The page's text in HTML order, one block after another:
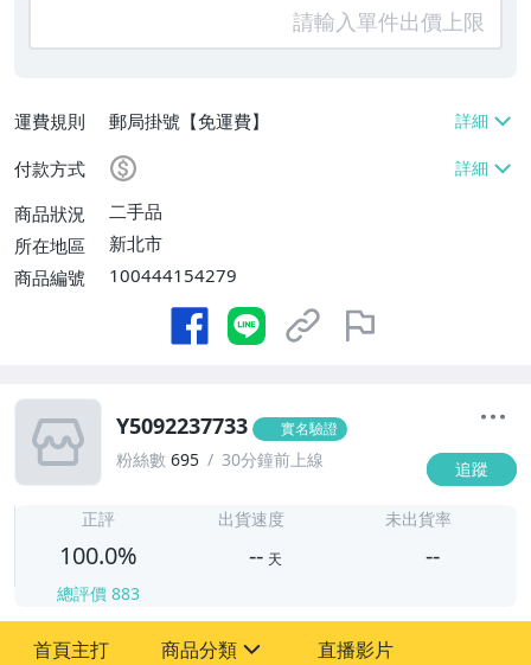
運費規則
郵局掛號【免運費】
付款方式
商品狀況
二手品
所在地區
新北市
商品編號
100444154279
Y5092237733 實名驗證
粉絲數 695 30分鐘前上線 追蹤
正評
100.0%
總評價 883
出貨速度
-- 天
未出貨率
--
首頁主打 商品分類 直播影片